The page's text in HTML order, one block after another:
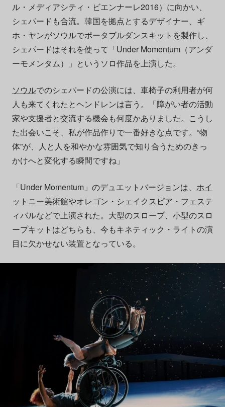
ル・メディアシティ・ビエンナーレ2016）に向かい、
シェパードも合流。韓国を拠点とするデザイナー、ギ
ホ・ヤンがソウルでポータブルダンスキットを製作し、
シェパードはそれを使って「Under Momentum（アンダ
ーモメンタム）」というソロ作品を上演した。
ソウルでのシェパードの公演には、車椅子の利用者が何
人も来てくれたとヘンドレンは言う。「障がい者の活動
家や支援者と交流する機会も何度かありました。こうし
た出会いこそ、私が作品作りで一番好きな点です。“物
体”が、人と人を和やかな雰囲気で知り合うためのきっ
かけへと変化する瞬間ですね」
「Under Momentum」のデュエットバージョンは、 ホイ
ットニー美術館やオレゴン・シェイクスピア・フェステ
ィバルなどで上演された。大型のスロープ、小型のスロ
ープキットはどちらも、今もキネティック・ライトの演
目に欠かせない装置となっている。